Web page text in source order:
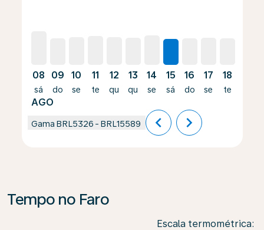
08
sá
AGO
09
do
10
se
11
te
12
qu
13
qu
14
se
15
sá
16
do
17
se
18
te
Gama BRL5326 - BRL15589 chevron_left chevron_right
Tempo no Faro
Escala termométrica: